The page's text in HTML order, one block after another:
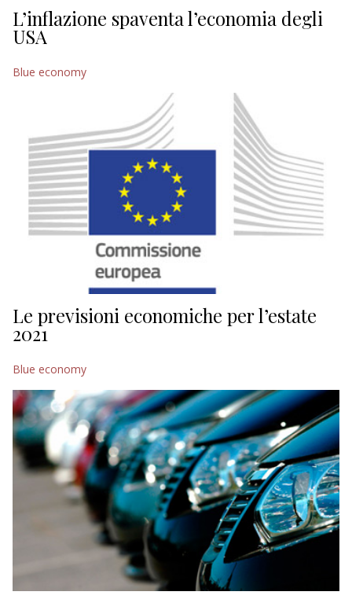
L’inflazione spaventa l’economia degli
USA
Blue economy
Le previsioni economiche per l’estate
2021
Blue economy